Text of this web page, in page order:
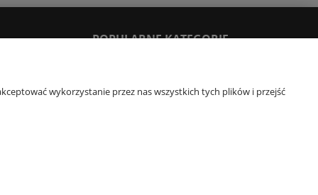
POPULARNE KATEGORIE
wykorzystanie przez nas wszystkich tych plików i przejść